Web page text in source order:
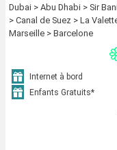
Dubai > Abu Dhabi > Sir
> Canal de Suez > La
Marseille > Barcelone
Internet à bord
Enfants Gratuits*